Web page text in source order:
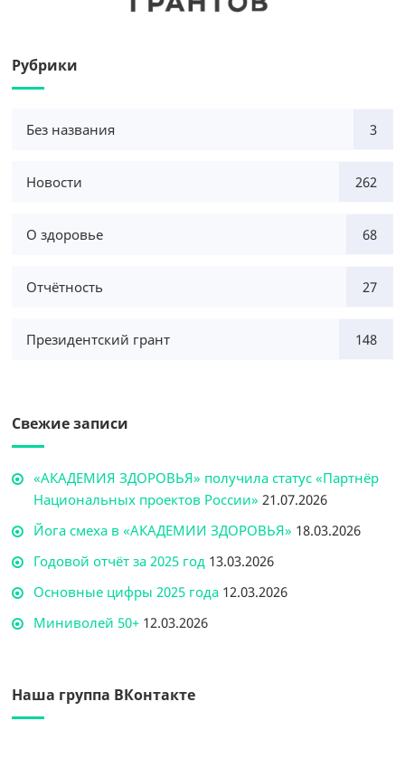
Рубрики
Без названия 3
Новости 262
О здоровье 68
Отчётность 27
Президентский грант 148
Свежие записи
«АКАДЕМИЯ ЗДОРОВЬЯ» получила статус «Партнёр
Национальных проектов России» 21.07.2026
Йога смеха в «АКАДЕМИИ ЗДОРОВЬЯ» 18.03.2026
Годовой отчёт за 2025 год 13.03.2026
Основные цифры 2025 года 12.03.2026
Миниволей 50+ 12.03.2026
Наша группа ВКонтакте